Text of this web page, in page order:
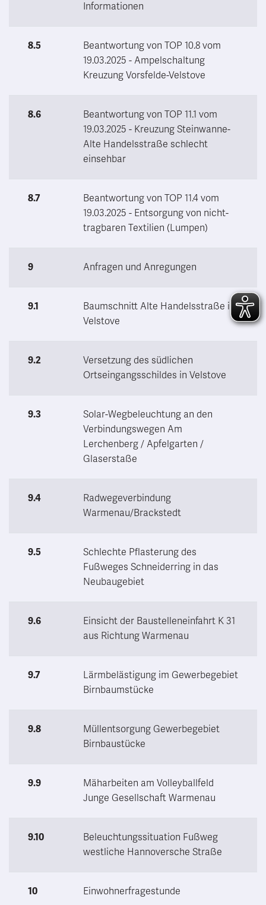
Informationen
8.5
Beantwortung von TOP 10.8 vom
19.03.2025 - Ampelschaltung
Kreuzung Vorsfelde-Velstove
8.6
Beantwortung von TOP 11.1 vom
19.03.2025 - Kreuzung Steinwanne-
Alte Handelsstraße schlecht
einsehbar
8.7
Beantwortung von TOP 11.4 vom
19.03.2025 - Entsorgung von nicht-
tragbaren Textilien (Lumpen)
9 Anfragen und Anregungen
9.1
Baumschnitt Alte Handelsstraße in
Velstove
9.2
Versetzung des südlichen
Ortseingangsschildes in Velstove
9.3
Solar-Wegbeleuchtung an den
Verbindungswegen Am
Lerchenberg / Apfelgarten /
Glaserstaße
9.4
Radwegeverbindung
Warmenau/Brackstedt
9.5
Schlechte Pflasterung des
Fußweges Schneiderring in das
Neubaugebiet
9.6
Einsicht der Baustelleneinfahrt K 31
aus Richtung Warmenau
9.7
Lärmbelästigung im Gewerbegebiet
Birnbaumstücke
9.8
Müllentsorgung Gewerbegebiet
Birnbaustücke
9.9
Mäharbeiten am Volleyballfeld
Junge Gesellschaft Warmenau
9.10
Beleuchtungssituation Fußweg
westliche Hannoversche Straße
10 Einwohnerfragestunde